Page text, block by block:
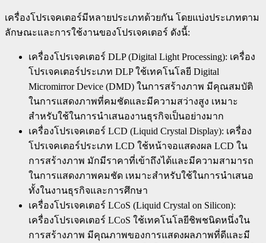
เครื่องโปรเจคเตอร์มีหลายประเภทด้วยกัน โดยแบ่งประเภทตาม
ลักษณะและการใช้งานของโปรเจคเตอร์ ดังนี้:
เครื่องโปรเจคเตอร์ DLP (Digital Light Processing): เครื่อง
โปรเจคเตอร์ประเภท DLP ใช้เทคโนโลยี Digital
Micromirror Device (DMD) ในการสร้างภาพ มีคุณสมบัติ
ในการแสดงภาพที่คมชัดและมีความสว่างสูง เหมาะ
สำหรับใช้ในการนำเสนองานธุรกิจเป็นอย่างมาก
เครื่องโปรเจคเตอร์ LCD (Liquid Crystal Display): เครื่อง
โปรเจคเตอร์ประเภท LCD ใช้หน้าจอแสดงผล LCD ใน
การสร้างภาพ มักมีราคาที่เข้าถึงได้และมีความสามารถ
ในการแสดงภาพคมชัด เหมาะสำหรับใช้ในการนำเสนอ
ทั้งในงานธุรกิจและการศึกษา
เครื่องโปรเจคเตอร์ LCoS (Liquid Crystal on Silicon):
เครื่องโปรเจคเตอร์ LCoS ใช้เทคโนโลยีชิพชนิดหนึ่งใน
การสร้างภาพ มีคุณภาพของการแสดงผลภาพที่ดีและมี